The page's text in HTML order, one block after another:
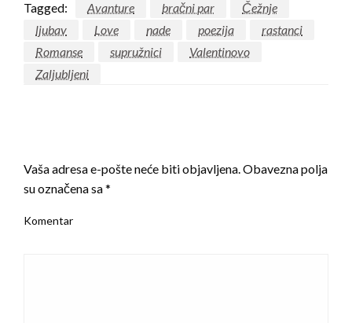
Tagged: Avanture bračni par
Čežnje
ljubav
Love nade poezija
rastanci
Romanse
supružnici
Valentinovo
Zaljubljeni
Vaša adresa e-pošte neće biti objavljena.Obavezna polja
su označena sa*
Komentar